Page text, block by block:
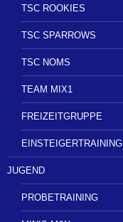
TSC ROOKIES
TSC SPARROWS
TSC NOMS
TEAM MIX1
FREIZEITGRUPPE
EINSTEIGERTRAINING
JUGEND
PROBETRAINING